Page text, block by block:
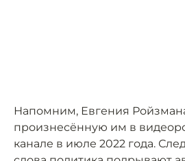
Напомним, Евгения
произнесённую им в
канале в июле 2022 года.